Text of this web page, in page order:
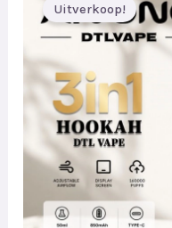
Uitverkoop!